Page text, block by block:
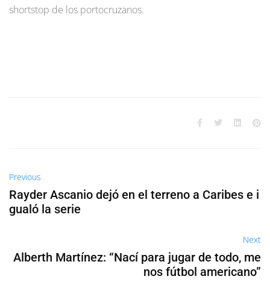
shortstop de los portocruzanos.
Previous
Rayder Ascanio dejó en el terreno a Caribes e i
gualó la serie
Next
Alberth Martínez: “Nací para jugar de todo, me
nos fútbol americano”